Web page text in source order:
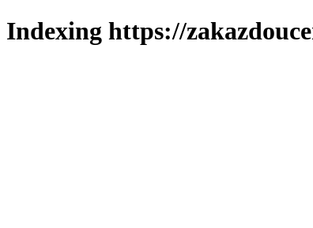
Indexing https://